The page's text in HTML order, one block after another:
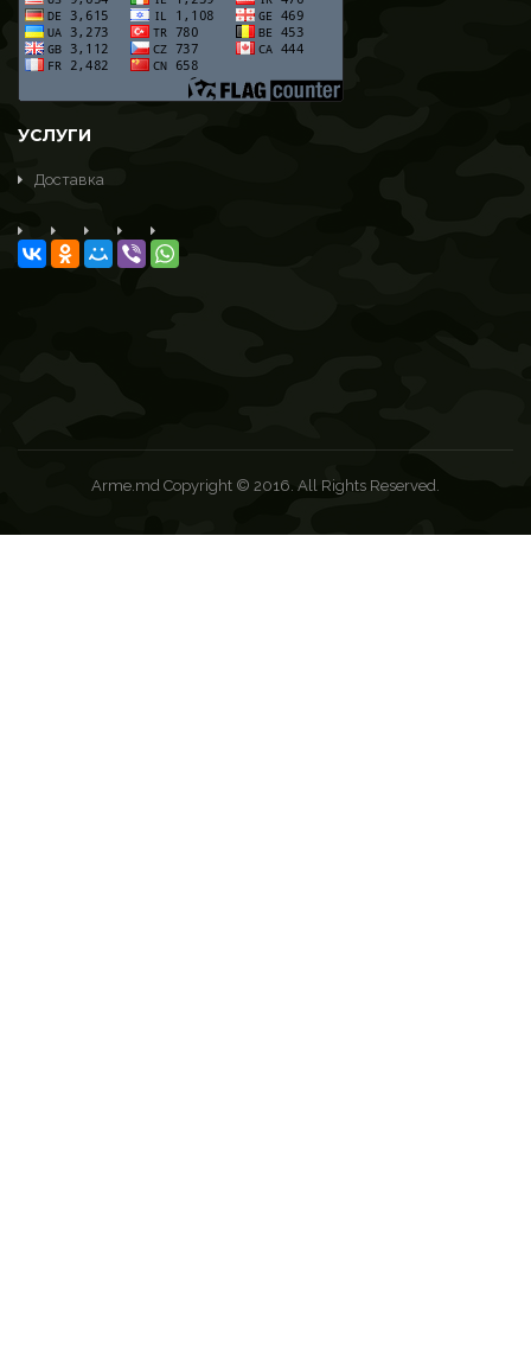
УСЛУГИ
Доставка
Arme.md Copyright © 2016. All Rights Reserved.